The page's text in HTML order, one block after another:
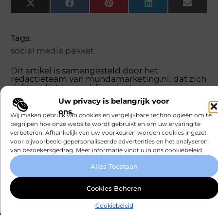
Uw privacy is belangrijk voor
ons.
Wij maken gebruik van cookies en vergelijkbare technologieën om te
begrijpen hoe onze website wordt gebruikt en om uw ervaring te
verbeteren. Afhankelijk van uw voorkeuren worden cookies ingezet
voor bijvoorbeeld gepersonaliseerde advertenties en het analyseren
van bezoekersgedrag. Meer informatie vindt u in ons cookiebeleid.
Alles Toestaan
Cookies Beheren
Cookiebeleid
X
(Twitter)
FacebookPinterestLinkedInEmail
Tags:
social media pakket
Dit artikel is samengesteld door het
redactieteam van mundamarketing.nl, dat zich
richt op het zorgvuldig selecteren en
presenteren van betrouwbare informatie.
POPULAR
CATEGORIES
Recreation
/ Autos
(148
)
(134
(26
)
(25
Recente
berichten
inspireren